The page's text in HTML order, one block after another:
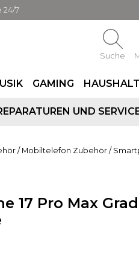
24/7
Suche
GAMING HAUSHALT
UND
/ Mobiltelefon Zubehör /
17 Pro Max